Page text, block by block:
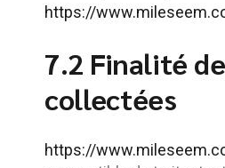
https://
7.2 Finalité
collectées
https://